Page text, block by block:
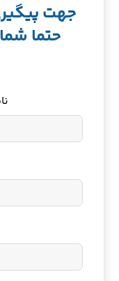
جهت
حتما